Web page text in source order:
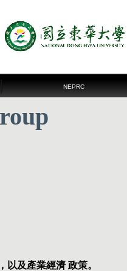
及產業經濟 政策。
NEPRC